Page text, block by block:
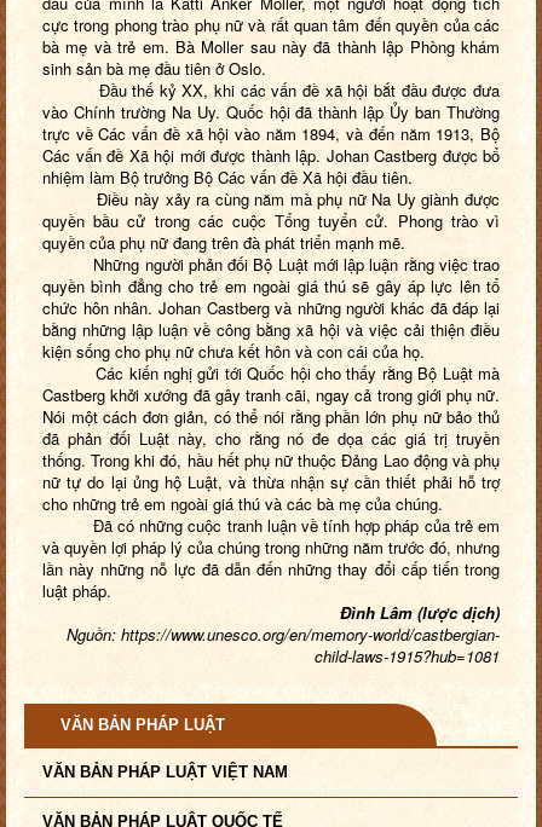
cực trong phong trào phụ nữ và rất quan tâm đến quyền của các
bà mẹ và trẻ em. Bà Moller sau này đã thành lập Phòng khám
sinh sản bà mẹ đầu tiên ở Oslo.
Đầu thế kỷ XX, khi các vấn đề xã hội bắt đầu được đưa
vào Chính trường Na Uy. Quốc hội đã thành lập Ủy ban Thường
trực về Các vấn đề xã hội vào năm 1894, và đến năm 1913, Bộ
Các vấn đề Xã hội mới được thành lập. Johan Castberg được bổ
nhiệm làm Bộ trưởng Bộ Các vấn đề Xã hội đầu tiên.
Điều này xảy ra cùng năm mà phụ nữ Na Uy giành được
quyền bầu cử trong các cuộc Tổng tuyển cử. Phong trào vì
quyền của phụ nữ đang trên đà phát triển mạnh mẽ.
Những người phản đối Bộ Luật mới lập luận rằng việc trao
quyền bình đẳng cho trẻ em ngoài giá thú sẽ gây áp lực lên tổ
chức hôn nhân. Johan Castberg và những người khác đã đáp lại
bằng những lập luận về công bằng xã hội và việc cải thiện điều
kiện sống cho phụ nữ chưa kết hôn và con cái của họ.
Các kiến nghị gửi tới Quốc hội cho thấy rằng Bộ Luật mà
Castberg khởi xướng đã gây tranh cãi, ngay cả trong giới phụ nữ.
Nói một cách đơn giản, có thể nói rằng phần lớn phụ nữ bảo thủ
đã phản đối Luật này, cho rằng nó đe dọa các giá trị truyền
thống. Trong khi đó, hầu hết phụ nữ thuộc Đảng Lao động và phụ
nữ tự do lại ủng hộ Luật, và thừa nhận sự cần thiết phải hỗ trợ
cho những trẻ em ngoài giá thú và các bà mẹ của chúng.
Đã có những cuộc tranh luận về tính hợp pháp của trẻ em
và quyền lợi pháp lý của chúng trong những năm trước đó, nhưng
lần này những nỗ lực đã dẫn đến những thay đổi cấp tiến trong
luật pháp.
Đình Lâm (lược dịch)
Nguồn: https://www.unesco.org/en/memory-world/castbergian-
child-laws-1915?hub=1081
VĂN BẢN PHÁP LUẬT
VĂN BẢN PHÁP LUẬT VIỆT NAM
VĂN BẢN PHÁP LUẬT QUỐC TẾ